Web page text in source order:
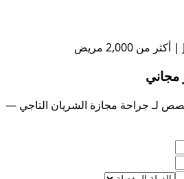
لـ جراحة مجازة الشريان التاجي —